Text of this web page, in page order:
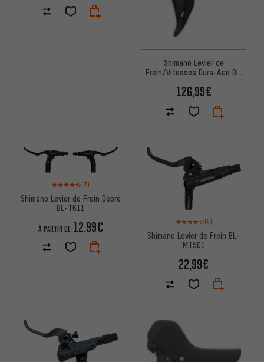
Shimano Levier de
Frein/Vitesses Dura-Ace Di2
126,99€
Note moyenne : 4,5 sur 5 d'après 7 avis
(7)
Shimano Levier de Frein Deore
BL-T611
À PARTIR DE 12,99€ Note moyenne : 4 sur 5
(4)
Shimano Levier de Frein BL-
MT501
22,99€